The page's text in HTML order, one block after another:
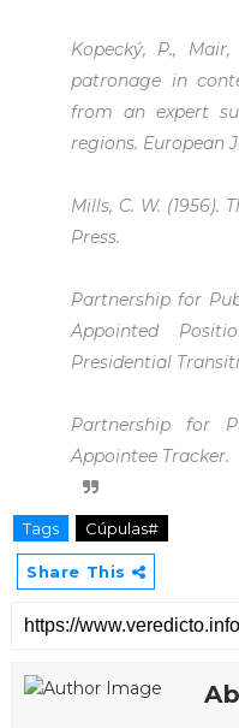
Kopecký, P.,
patronage in
from an expert
regions. European
Mills, C. W. (1956).
Press.
Partnership for
Appointed
Presidential
Partnership for
Appointee Tracker.
Tags Cúpulas#
Share This